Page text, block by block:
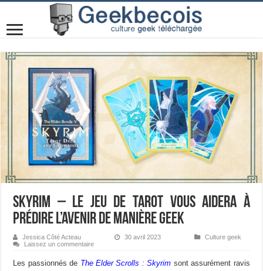
Skyrim – Le jeu de tarot vous aidera à
prédire l’avenir de manière geek
Jessica Côté Acteau 30 avril 2023
Culture geek
Laissez un commentaire
Les passionnés de The Elder Scrolls : Skyrim sont assurément ravis